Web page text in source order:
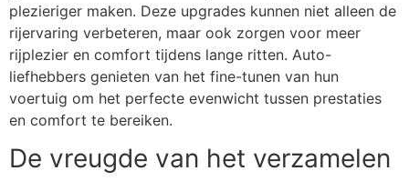
plezieriger maken. Deze upgrades kunnen niet alleen de
rijervaring verbeteren, maar ook zorgen voor meer
rijplezier en comfort tijdens lange ritten. Auto-
liefhebbers genieten van het fine-tunen van hun
voertuig om het perfecte evenwicht tussen prestaties
en comfort te bereiken.
De vreugde van het verzamelen